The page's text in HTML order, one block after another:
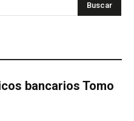
Buscar
bancarios Tomo